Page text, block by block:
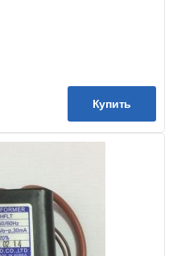
Купить